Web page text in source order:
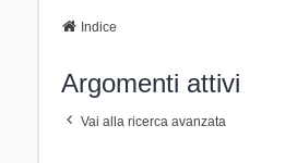
Indice
Argomenti attivi
Vai alla ricerca avanzata